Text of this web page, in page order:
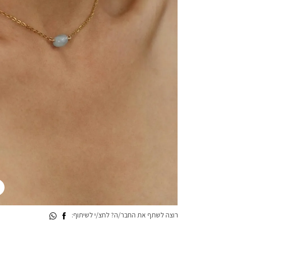
רוצה לשתף את החבר/ה? לחצ/י לשיתוף: